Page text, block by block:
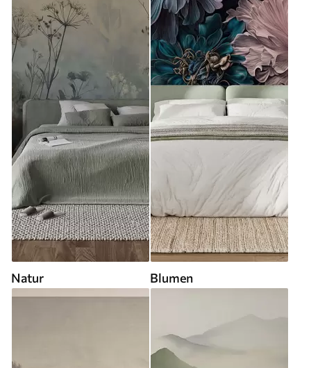
Natur Blumen